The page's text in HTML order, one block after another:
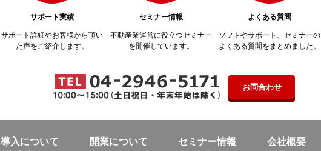
サポート実績
サポート詳細やお客様から頂い
た声をご紹介します。
セミナー情報
不動産業運営に役立つセミナー
を開催しています。
よくある質問
ソフトやサポート、セミナーの
よくある質問をまとめました。
お問合わせ
導入について 開業について セミナー情報 会社概要